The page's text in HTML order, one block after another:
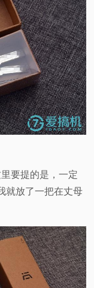
要提的是，一定
就放了一把在丈母